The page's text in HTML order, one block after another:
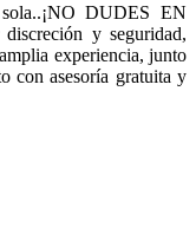
DUDES EN
y seguridad,
experiencia, junto
con asesoría gratuita y